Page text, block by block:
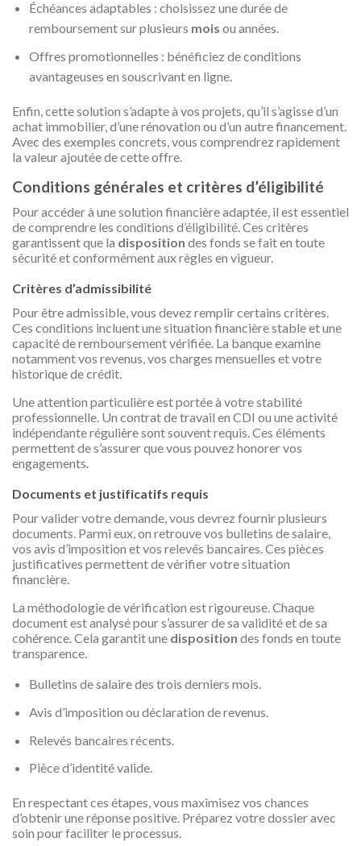
Échéances adaptables : choisissez une durée de
remboursement sur plusieurs mois ou années.
Offres promotionnelles : bénéficiez de conditions
avantageuses en souscrivant en ligne.
Enfin, cette solution s’adapte à vos projets, qu’il s’agisse d’un
achat immobilier, d’une rénovation ou d’un autre financement.
Avec des exemples concrets, vous comprendrez rapidement
la valeur ajoutée de cette offre.
Conditions générales et critères d’éligibilité
Pour accéder à une solution financière adaptée, il est essentiel
de comprendre les conditions d’éligibilité. Ces critères
garantissent que la disposition des fonds se fait en toute
sécurité et conformément aux règles en vigueur.
Critères d’admissibilité
Pour être admissible, vous devez remplir certains critères.
Ces conditions incluent une situation financière stable et une
capacité de remboursement vérifiée. La banque examine
notamment vos revenus, vos charges mensuelles et votre
historique de crédit.
Une attention particulière est portée à votre stabilité
professionnelle. Un contrat de travail en CDI ou une activité
indépendante régulière sont souvent requis. Ces éléments
permettent de s’assurer que vous pouvez honorer vos
engagements.
Documents et justificatifs requis
Pour valider votre demande, vous devrez fournir plusieurs
documents. Parmi eux, on retrouve vos bulletins de salaire,
vos avis d’imposition et vos relevés bancaires. Ces pièces
justificatives permettent de vérifier votre situation
financière.
La méthodologie de vérification est rigoureuse. Chaque
document est analysé pour s’assurer de sa validité et de sa
cohérence. Cela garantit une disposition des fonds en toute
transparence.
Bulletins de salaire des trois derniers mois.
Avis d’imposition ou déclaration de revenus.
Relevés bancaires récents.
Pièce d’identité valide.
En respectant ces étapes, vous maximisez vos chances
d’obtenir une réponse positive. Préparez votre dossier avec
soin pour faciliter le processus.